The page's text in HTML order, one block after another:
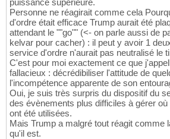
Personne ne réagirait comme cela
d'ordre était efficace Trump aurait été
attendant le ""go"" (<- on parle aussi de
kelvar pour cacher) : il peut y avoir 1
service d'ordre n'aurait pas neutralisé le
C'est pour moi exactement ce que
fallacieux : décrédibiliser l'attitude de
l'incompétence apparente de son
Oui, je suis très surpris du dispositif du
des évènements plus difficiles à gérer
ont été utilisées.
Mais Trump a malgré tout réagit comme
qu'il est.